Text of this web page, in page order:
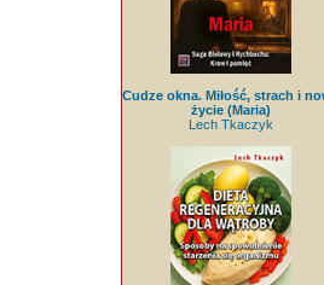
Cudze okna. Miłość, strach i
życie (Maria)
Lech Tkaczyk